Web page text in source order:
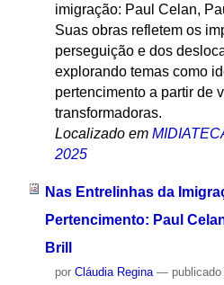
imigração: Paul Celan,
Suas obras refletem os
perseguição e dos
explorando temas como
pertencimento a partir de
transformadoras.
Localizado em
2025
Nas Entrelinhas da
Pertencimento: Paul
Brill
por Cláudia Regina — publicado